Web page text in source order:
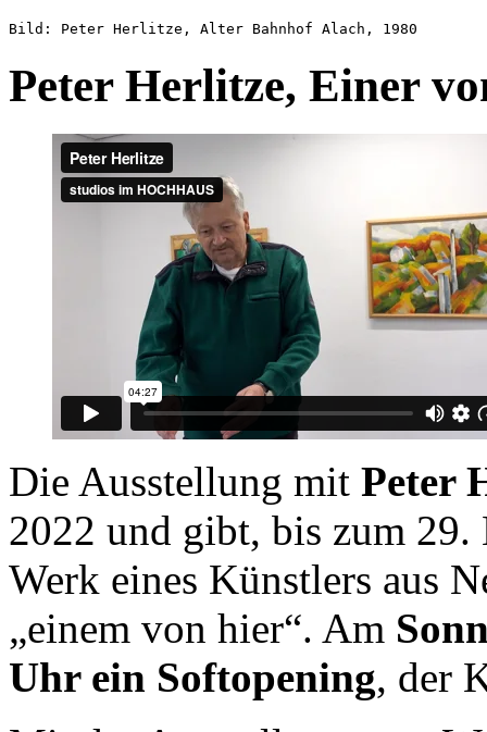
Bild: Peter Herlitze, Alter Bahnhof Alach, 1980
Peter Herlitze, Einer
Die Ausstellung mit Peter
2022 und gibt, bis zum
Werk eines Künstlers aus
„einem von hier“. Am
Uhr ein Softopening, der